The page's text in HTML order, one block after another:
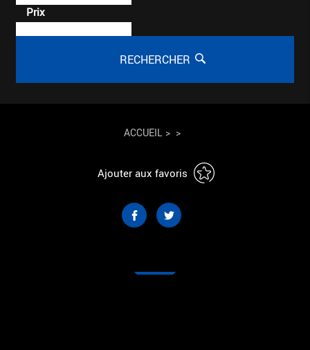
Prix
RECHERCHER
ACCUEIL > >
Ajouter aux favoris